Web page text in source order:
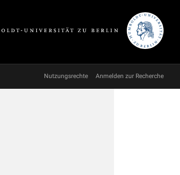
Nutzungsrechte Anmelden zur Recherche